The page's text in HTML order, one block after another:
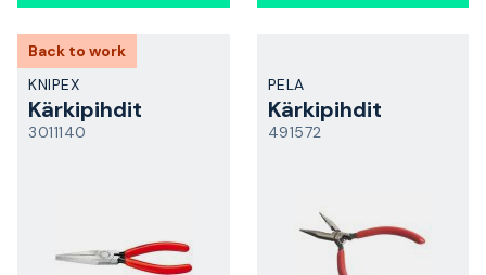
Back to work
KNIPEX
Kärkipihdit
3011140
PELA
Kärkipihdit
491572